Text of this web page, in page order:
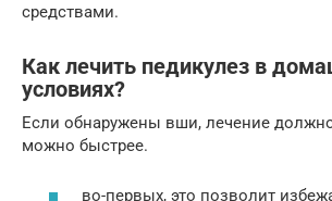
средствами.
Как лечить педикулез в
условиях?
Если обнаружены вши, лечение
можно быстрее.
во-первых, это позволит